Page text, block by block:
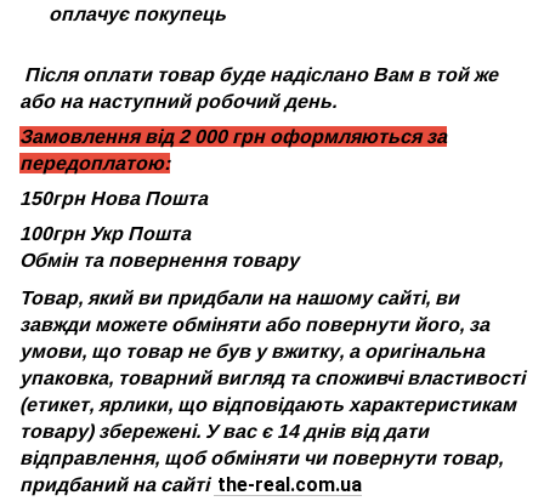
оплачує покупець
Після оплати товар буде надіслано Вам в той же
або на наступний робочий день.
Замовлення від 2 000 грн оформляються за
передоплатою:
150грн Нова Пошта
100грн Укр Пошта
Обмін та повернення товару
Товар, який ви придбали на нашому сайті, ви
завжди можете обміняти або повернути його, за
умови, що товар не був у вжитку, а оригінальна
упаковка, товарний вигляд та споживчі властивості
(етикет, ярлики, що відповідають характеристикам
товару) збережені. У вас є 14 днів від дати
відправлення, щоб обміняти чи повернути товар,
придбаний на сайті the-real.com.ua